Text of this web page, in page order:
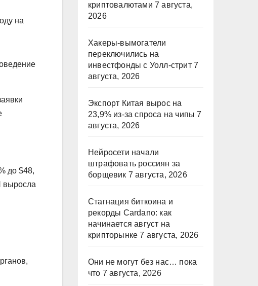
на
до $48,
выросла
криптовалютами 7 августа,
2026
Хакеры-вымогатели
переключились на
инвестфонды с Уолл-стрит 7
августа, 2026
Экспорт Китая вырос на
23,9% из-за спроса на чипы 7
августа, 2026
Нейросети начали
штрафовать россиян за
борщевик 7 августа, 2026
Стагнация биткоина и
рекорды Cardano: как
начинается август на
крипторынке 7 августа, 2026
Они не могут без нас… пока
что 7 августа, 2026